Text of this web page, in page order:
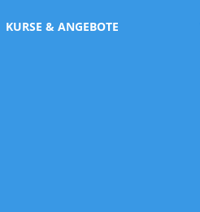
KURSE & ANGEBOTE